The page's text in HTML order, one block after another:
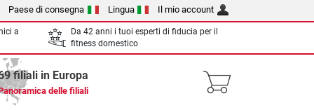
Paese di consegna Lingua Il mio account
a
Da 42 anni i tuoi esperti di fiducia per il
fitness domestico
filiali in Europa
delle filiali